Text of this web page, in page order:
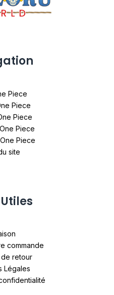
Piece
Piece
Piece
Piece
Piece
site
commande
retour
Légales